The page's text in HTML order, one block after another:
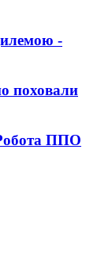
-
поховали
ППО